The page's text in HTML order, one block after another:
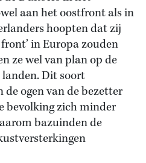
aan het oostfront als in
hoopten dat zij
in Europa zouden
ze wel van plan op de
Dit soort
ogen van de bezetter
bevolking zich minder
bazuinden de